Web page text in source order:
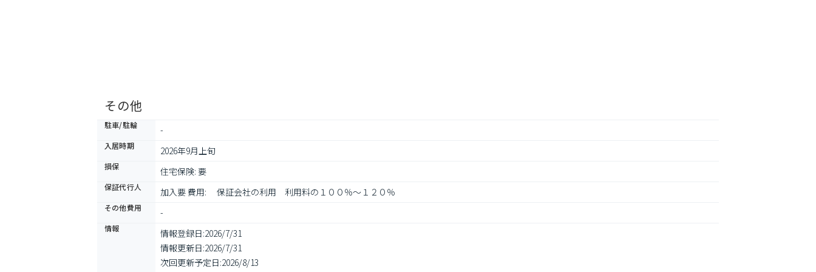
その他
駐車/駐輪 -
入居時期 2026年9月上旬
損保 住宅保険: 要
保証代行人 加入要 費用: 　保証会社の利用　利用料の１００％～１２０％
その他費用 -
情報 情報登録日:2026/7/31
情報更新日:2026/7/31
次回更新予定日:2026/8/13